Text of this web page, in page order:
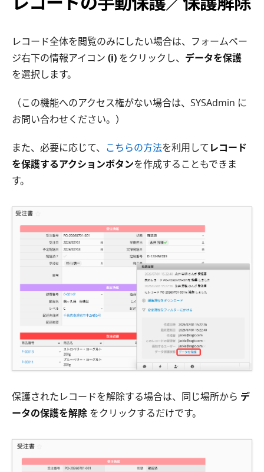
レコード全体を閲覧のみにしたい場合は、フォームペー
ジ右下の情報アイコン (i) をクリックし、 データを保護
を選択します。
（この機能へのアクセス権がない場合は、SYSAdmin に
お問い合わせください。）
また、必要に応じて、 こちらの方法を利用してレコード
を保護するアクションボタンを作成することもできま
す。
保護されたレコードを解除する場合は、同じ場所から デ
ータの保護を解除 をクリックするだけです。